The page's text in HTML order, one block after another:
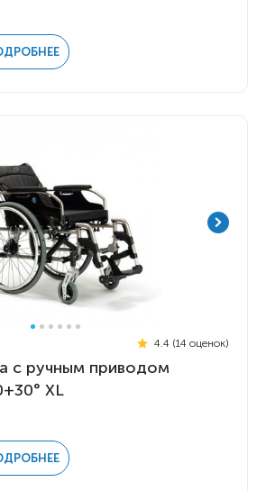
4.4 (14 оценок)
с ручным приводом
XL